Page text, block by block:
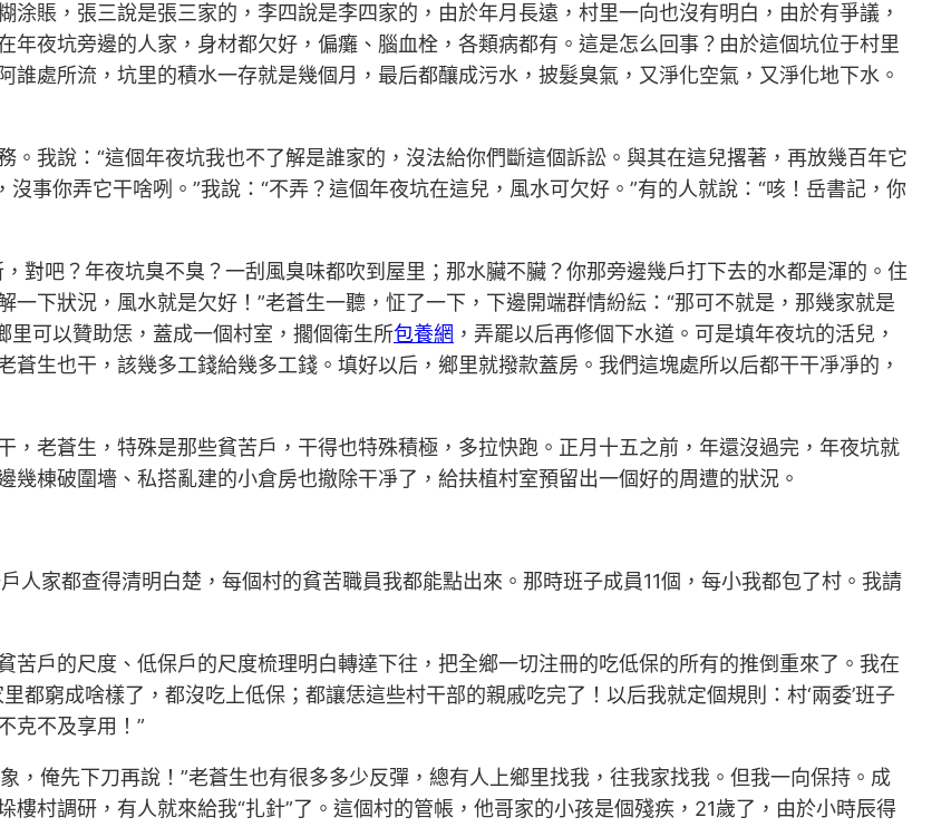
賬，張三說是張三家的，李四說是李四家的，由於年月長遠，村里一向也沒有明白，由於有爭議，
夜坑旁邊的人家，身材都欠好，偏癱、腦血栓，各類病都有。這是怎么回事？由於這個坑位于村里
處所流，坑里的積水一存就是幾個月，最后都釀成污水，披髮臭氣，又淨化空氣，又淨化地下水。
我說：“這個年夜坑我也不了解是誰家的，沒法給你們斷這個訴訟。與其在這兒撂著，再放幾百年它
事你弄它干啥咧。”我說：“不弄？這個年夜坑在這兒，風水可欠好。”有的人就說：“咳！岳書記，你
對吧？年夜坑臭不臭？一刮風臭味都吹到屋里；那水臟不臟？你那旁邊幾戶打下去的水都是渾的。住
下狀況，風水就是欠好！”老蒼生一聽，怔了一下，下邊開端群情紛紜：“那可不就是，那幾家就是
里可以贊助恁，蓋成一個村室，擱個衛生所包養網 ，弄罷以后再修個下水道。可是填年夜坑的活兒，
生也干，該幾多工錢給幾多工錢。填好以后，鄉里就撥款蓋房。我們這塊處所以后都干干凈凈的，
，老蒼生，特殊是那些貧苦戶，干得也特殊積極，多拉快跑。正月十五之前，年還沒過完，年夜坑就
棟破圍墻、私搭亂建的小倉房也撤除干凈了，給扶植村室預留出一個好的周遭的狀況。
人家都查得清明白楚，每個村的貧苦職員我都能點出來。那時班子成員11個，每小我都包了村。我請
戶的尺度、低保戶的尺度梳理明白轉達下往，把全鄉一切注冊的吃低保的所有的推倒重來了。我在
都窮成啥樣了，都沒吃上低保；都讓恁這些村干部的親戚吃完了！以后我就定個規則：村‘兩委’班子
克不及享用！”
，俺先下刀再說！”老蒼生也有很多多少反彈，總有人上鄉里找我，往我家找我。但我一向保持。成
村調研，有人就來給我“扎針”了。這個村的管帳，他哥家的小孩是個殘疾，21歲了，由於小時辰得